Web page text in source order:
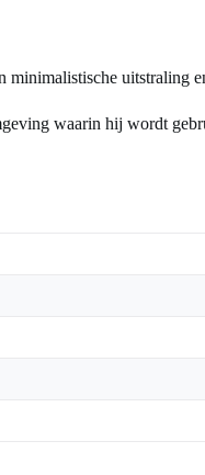
uitstraling
waarin hij wordt